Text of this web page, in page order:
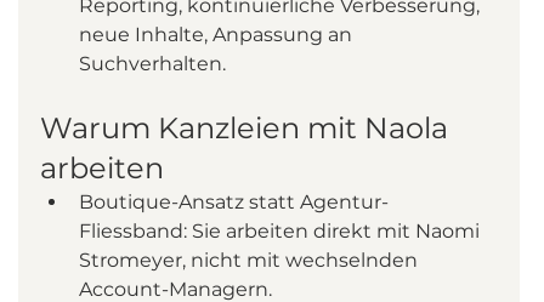
Reporting, kontinuierliche Verbesserung,
neue Inhalte, Anpassung an
Suchverhalten.
Warum Kanzleien mit Naola
arbeiten
Boutique-Ansatz statt Agentur-
Fliessband: Sie arbeiten direkt mit Naomi
Stromeyer, nicht mit wechselnden
Account-Managern.